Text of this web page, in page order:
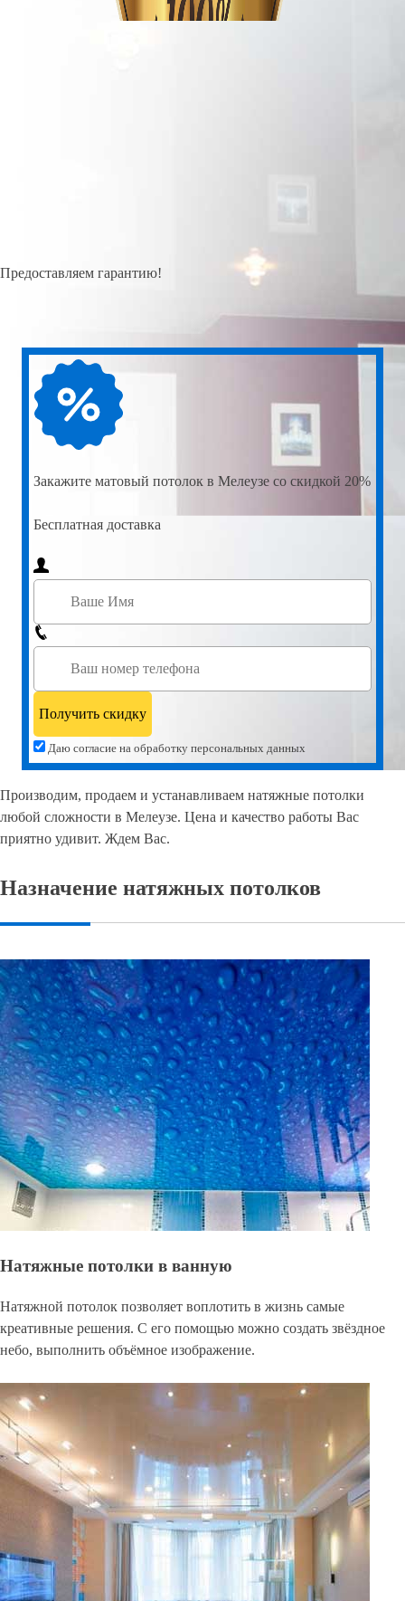
Предоставляем гарантию!
Закажите матовый потолок в Мелеузе со скидкой 20%
Бесплатная доставка
Даю согласие на обработку персональных данных
Производим, продаем и устанавливаем натяжные потолки
любой сложности в Мелеузе. Цена и качество работы Вас
приятно удивит. Ждем Вас.
Назначение натяжных потолков
Натяжные потолки в ванную
Натяжной потолок позволяет воплотить в жизнь самые
креативные решения. С его помощью можно создать звёздное
небо, выполнить объёмное изображение.